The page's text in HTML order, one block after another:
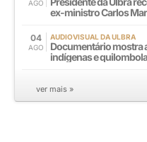
AGO
ex-ministro Carlos
04
AGO
AUDIOVISUAL DA ULBRA
Documentário mostra
indígenas e
ver mais »